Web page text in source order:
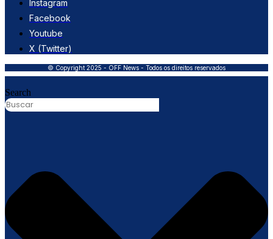
Instagram
Facebook
Youtube
X (Twitter)
© Copyright 2025 - OFF News - Todos os direitos reservados
Search